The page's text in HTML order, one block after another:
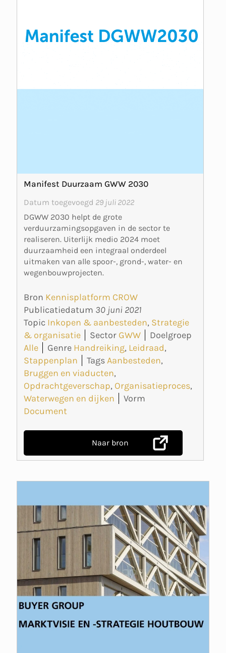
Manifest Duurzaam GWW 2030
Datum toegevoegd 29 juli 2022
DGWW 2030 helpt de grote
verduurzamingsopgaven in de sector te
realiseren. Uiterlijk medio 2024 moet
duurzaamheid een integraal onderdeel
uitmaken van alle spoor-, grond-, water- en
wegenbouwprojecten.
Bron Kennisplatform CROW
Publicatiedatum 30 juni 2021
Topic Inkopen & aanbesteden, Strategie
& organisatie
Sector GWW
Doelgroep
Alle
Genre Handreiking, Leidraad,
Stappenplan
TagsAanbesteden,
Bruggen en viaducten,
Opdrachtgeverschap, Organisatieproces,
Waterwegen en dijken
Vorm
Document
Naar bron